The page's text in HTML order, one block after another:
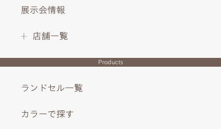
展示会情報
店舗一覧
Products
ランドセル一覧
カラーで探す